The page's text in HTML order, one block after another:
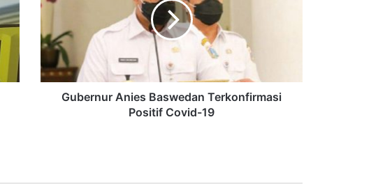
Gubernur Anies Baswedan Terkonfirmasi
Positif Covid-19